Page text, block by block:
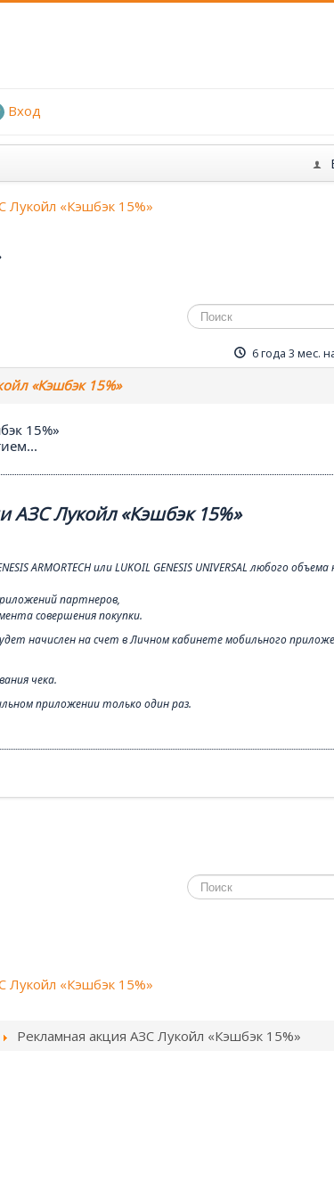
Вход
Лукойл «Кэшбэк 15%»
6 года 3 мес.
«Кэшбэк 15%»
15%»
АЗС Лукойл «Кэшбэк 15%»
ARMORTECH или LUKOIL GENESIS UNIVERSAL любого объема
партнеров,
совершения покупки.
начислен на счет в Личном кабинете мобильного
чека.
приложении только один раз.
Лукойл «Кэшбэк 15%»
Рекламная акция АЗС Лукойл «Кэшбэк 15%»